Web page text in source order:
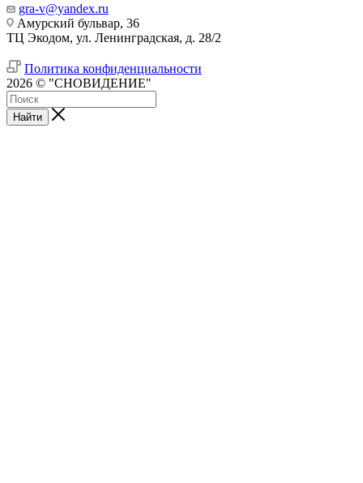
gra-v@yandex.ru
Амурский бульвар, 36
ТЦ Экодом, ул. Ленинградская, д. 28/2
Политика конфиденциальности
2026 © "СНОВИДЕНИЕ"
Найти